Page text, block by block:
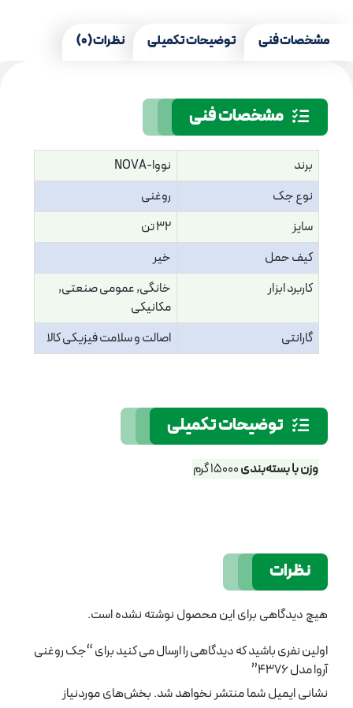
مشخصات فنی توضیحات تکمیلی نظرات (0)
مشخصات فنی
برند
نووا-NOVA
نوع جک
روغنی
سایز
32 تن
کیف حمل
خیر
کاربرد ابزار
خانگی, عمومی صنعتی,
مکانیکی
گارانتی
اصالت و سلامت فیزیکی کالا
توضیحات تکمیلی
وزن با بسته‌بندی15000 گرم
نظرات
هیچ دیدگاهی برای این محصول نوشته نشده است.
اولین نفری باشید که دیدگاهی را ارسال می کنید برای “جک روغنی
آروا مدل 4376”
نشانی ایمیل شما منتشر نخواهد شد. بخش‌های موردنیاز